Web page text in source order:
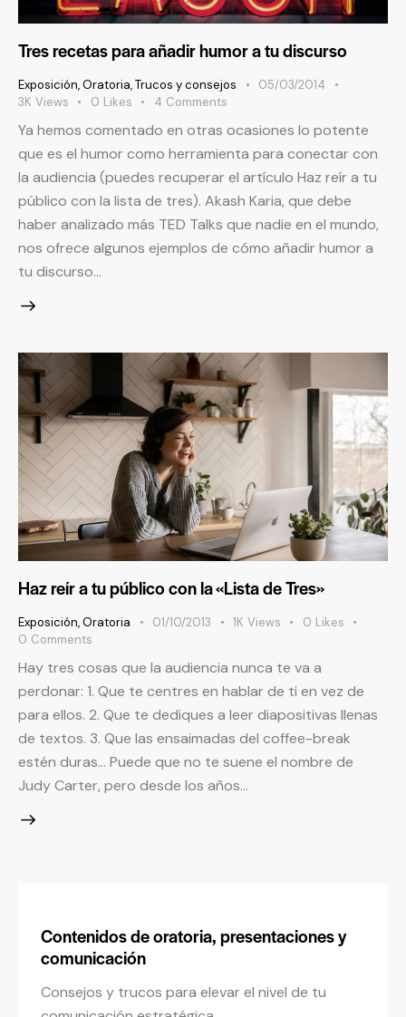
Tres recetas para añadir humor a tu discurso
Exposición,Oratoria,Trucos y consejos
05/03/2014
3K Views 0 Likes 4 Comments
Ya hemos comentado en otras ocasiones lo potente
que es el humor como herramienta para conectar con
la audiencia (puedes recuperar el artículo Haz reír a tu
público con la lista de tres). Akash Karia, que debe
haber analizado más TED Talks que nadie en el mundo,
nos ofrece algunos ejemplos de cómo añadir humor a
tu discurso…
Haz reír a tu público con la «Lista de Tres»
Exposición,Oratoria 01/10/2013 1K Views 0 Likes
0 Comments
Hay tres cosas que la audiencia nunca te va a
perdonar: 1. Que te centres en hablar de ti en vez de
para ellos. 2. Que te dediques a leer diapositivas llenas
de textos. 3. Que las ensaimadas del coffee-break
estén duras… Puede que no te suene el nombre de
Judy Carter, pero desde los años…
Contenidos de oratoria, presentaciones y
comunicación
Consejos y trucos para elevar el nivel de tu